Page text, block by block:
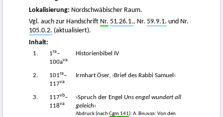
Lokalisierung: Nordschwäbischer Raum.
Vgl. auch zur Handschrift Nr. 51.26.1., Nr. 59.9.1. und Nr.
105.0.2. (aktualisiert).
Inhalt:
1. 1ra–
100ava
Historienbibel IV
2. 101ra–
117va
Irmhart Öser, ›Brief des Rabbi Samuel‹
3. 117vb–
118va
›Spruch der Engel Uns engel wundert all
geleich‹
Abdruck (nachCgm 141): A. Birlinger: Von den